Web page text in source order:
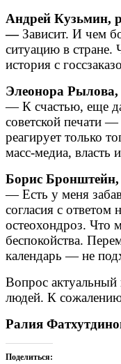
Андрей Кузьмин,
— Зависит. И чем
ситуацию в стране.
история с
Элеонора Рылова,
— К счастью, еще
советской печати
реагирует только
масс-медиа,
Борис Бронштейн,
— Есть у меня
согласия с
остеохондроз. Что
беспокойства.
календарь — не
Вопрос актуальный
людей. К
Ралия
Поделиться: